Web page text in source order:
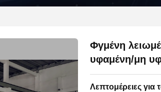
Φγμένη
υφαμένη/μη
Λεπτομέρειες για